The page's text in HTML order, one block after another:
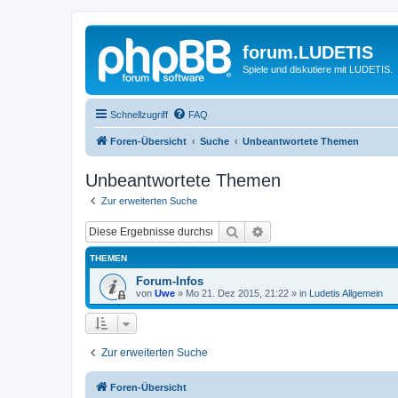
forum.LUDETIS
Spiele und diskutiere mit LUDETIS.
Schnellzugriff FAQ
Foren-Übersicht Suche Unbeantwortete Themen
Unbeantwortete Themen
Zur erweiterten Suche
Suche
THEMEN
Forum-Infos
von Uwe » Mo 21. Dez 2015, 21:22 » in Ludetis Allgemein
Zur erweiterten Suche
Foren-Übersicht